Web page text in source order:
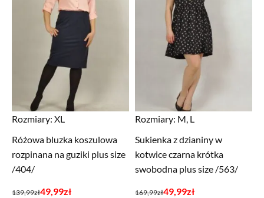
Rozmiary: XL
Różowa bluzka koszulowa
rozpinana na guziki plus size
/404/
139,99zł
Pierwotna
49,99zł
Aktualna
Rozmiary: M, L
Sukienka z dzianiny w
kotwice czarna krótka
swobodna plus size /563/
169,99zł
Pierwotna
49,99zł
Aktualna